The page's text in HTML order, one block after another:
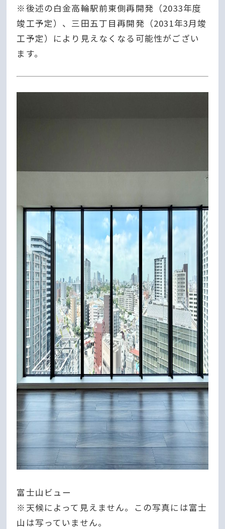
※後述の白金高輪駅前東側再開発（2033年度
竣工予定）、三田五丁目再開発（2031年3月竣
工予定）により見えなくなる可能性がござい
ます。
富士山ビュー
※天候によって見えません。この写真には富士
山は写っていません。